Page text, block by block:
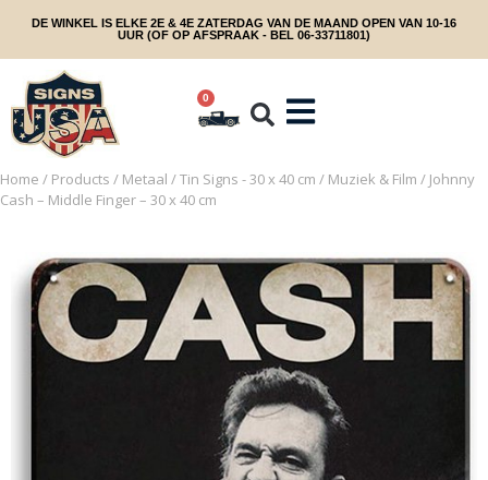
DE WINKEL IS ELKE 2E & 4E ZATERDAG VAN DE MAAND OPEN VAN 10-16
UUR (OF OP AFSPRAAK - BEL 06-33711801)
0
Home / Products / Metaal /Tin Signs - 30 x 40 cm / Muziek & Film / Johnny
Cash – Middle Finger – 30 x 40 cm